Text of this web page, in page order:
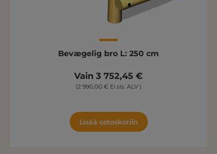
Bevægelig bro L: 250 cm
Vain 3 752,45 €
(2 990,00 € Ei sis. ALV )
Lisää ostoskoriin